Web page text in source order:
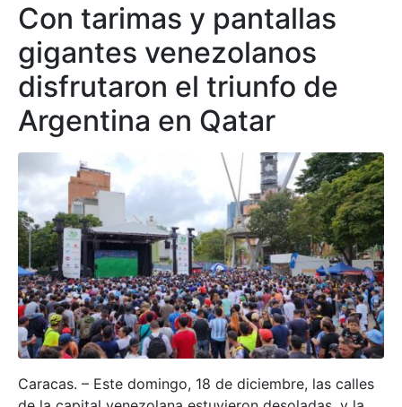
Con tarimas y pantallas
gigantes venezolanos
disfrutaron el triunfo de
Argentina en Qatar
Caracas. – Este domingo, 18 de diciembre, las calles